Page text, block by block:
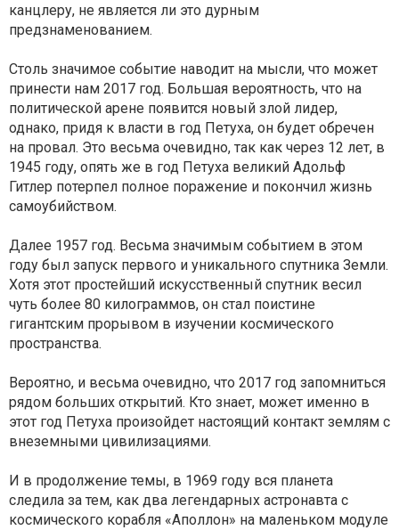
канцлеру, не является ли это дурным
предзнаменованием.
Столь значимое событие наводит на мысли, что может
принести нам 2017 год. Большая вероятность, что на
политической арене появится новый злой лидер,
однако, придя к власти в год Петуха, он будет обречен
на провал. Это весьма очевидно, так как через 12 лет, в
1945 году, опять же в год Петуха великий Адольф
Гитлер потерпел полное поражение и покончил жизнь
самоубийством.
Далее 1957 год. Весьма значимым событием в этом
году был запуск первого и уникального спутника Земли.
Хотя этот простейший искусственный спутник весил
чуть более 80 килограммов, он стал поистине
гигантским прорывом в изучении космического
пространства.
Вероятно, и весьма очевидно, что 2017 год запомниться
рядом больших открытий. Кто знает, может именно в
этот год Петуха произойдет настоящий контакт землям с
внеземными цивилизациями.
И в продолжение темы, в 1969 году вся планета
следила за тем, как два легендарных астронавта с
космического корабля «Аполлон» на маленьком модуле